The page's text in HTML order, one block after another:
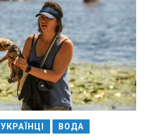
УКРАЇНЦІ ВОДА